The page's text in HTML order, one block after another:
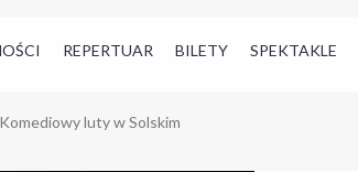
REPERTUAR BILETY SPEKTAKLE
Komediowy luty w Solskim